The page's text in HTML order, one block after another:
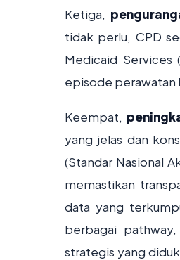
Ketiga,
tidak perlu, CPD
Medicaid Services
episode perawatan
Keempat,
yang jelas dan
(Standar Nasional
memastikan
data yang
berbagai
strategis yang